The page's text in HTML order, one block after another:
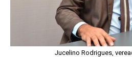
Jucelino Rodrigues,